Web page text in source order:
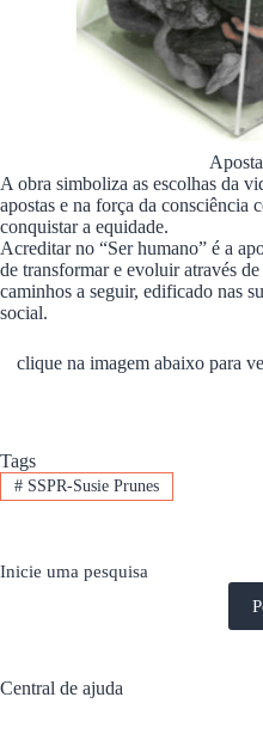
Aposta
A obra simboliza as escolhas da
apostas e na força da consciência
conquistar a equidade.
Acreditar no “Ser humano” é a
de transformar e evoluir através
caminhos a seguir, edificado nas
social.
clique na imagem abaixo para
Tags
#SSPR-Susie Prunes
Inicie uma pesquisa
Central de ajuda